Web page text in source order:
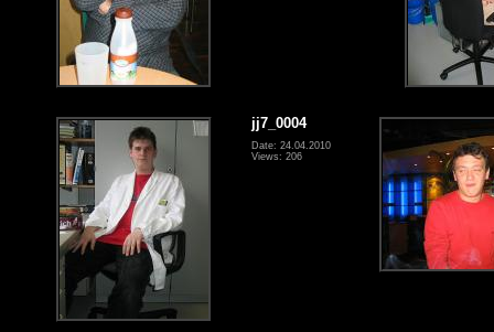
jj7_0004
Date: 24.04.2010
Views: 206